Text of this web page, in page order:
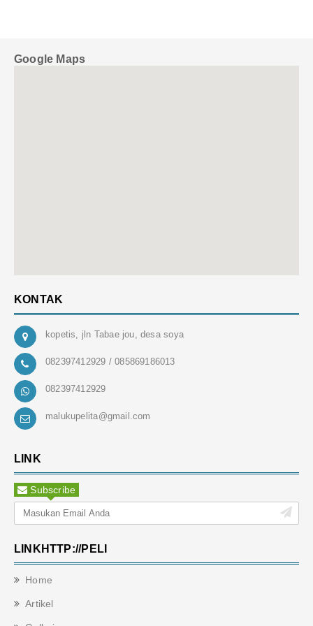
Google Maps
KONTAK
kopetis, jln Tabae jou, desa soya
082397412929 / 085869186013
082397412929
malukupelita@gmail.com
LINK
Subscribe
LINKHTTP://PELI
Home
Artikel